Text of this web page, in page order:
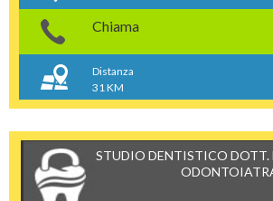
Chiama
Distanza
31 KM
STUDIO DENTISTICO DOTT.